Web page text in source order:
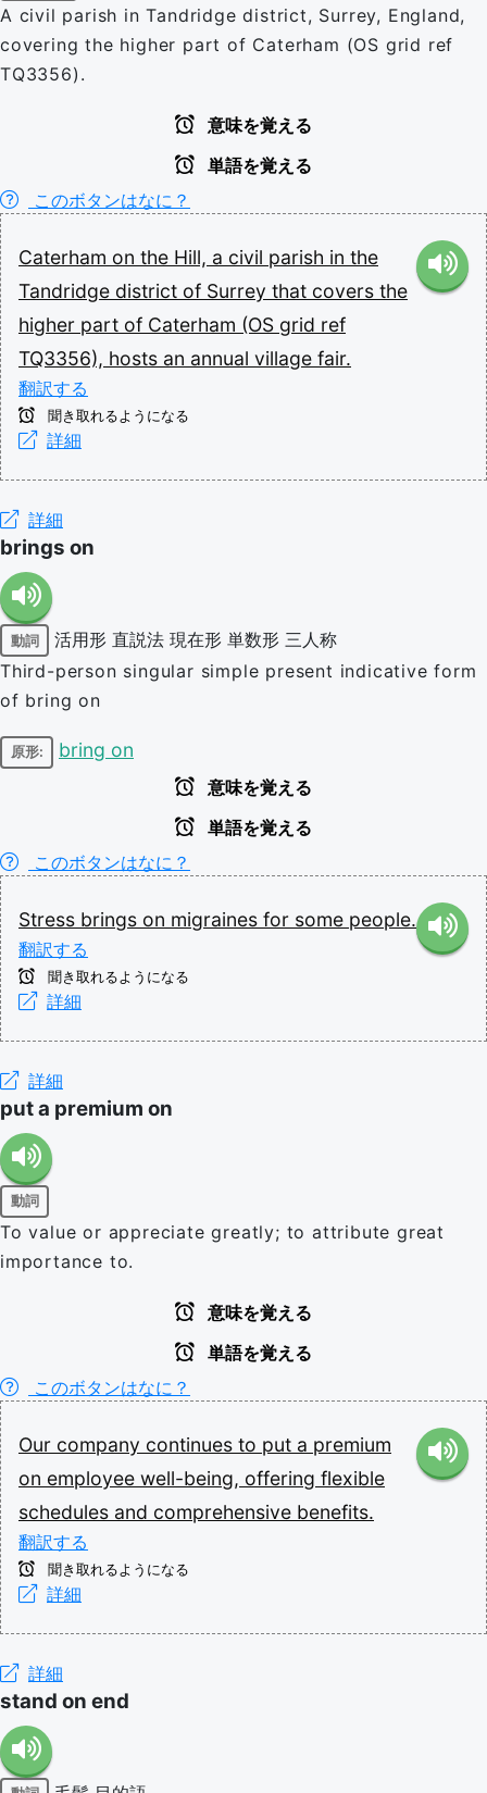
A civil parish in Tandridge district, Surrey, England,
covering the higher part of Caterham (OS grid ref
TQ3356).
意味を覚える
単語を覚える
このボタンはなに？
Caterham on the Hill, a civil parish in the
Tandridge district of Surrey that covers the
higher part of Caterham (OS grid ref
TQ3356), hosts an annual village fair.
翻訳する
聞き取れるようになる
詳細
詳細
brings on
動詞 活用形 直説法 現在形 単数形 三人称
Third-person singular simple present indicative form
of bring on
原形: bring on
意味を覚える
単語を覚える
このボタンはなに？
Stress brings on migraines for some people.
翻訳する
聞き取れるようになる
詳細
詳細
put a premium on
動詞
To value or appreciate greatly; to attribute great
importance to.
意味を覚える
単語を覚える
このボタンはなに？
Our company continues to put a premium
on employee well-being, offering flexible
schedules and comprehensive benefits.
翻訳する
聞き取れるようになる
詳細
詳細
stand on end